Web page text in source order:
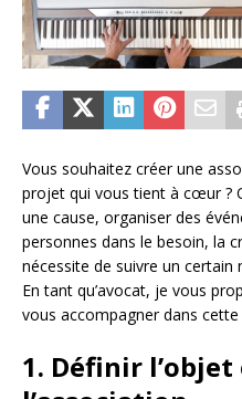
Vous souhaitez créer une
projet qui vous tient à cœur ?
une cause, organiser des
personnes dans le besoin, la
nécessite de suivre un certain
En tant qu’avocat, je vous
vous accompagner dans cette
1. Définir